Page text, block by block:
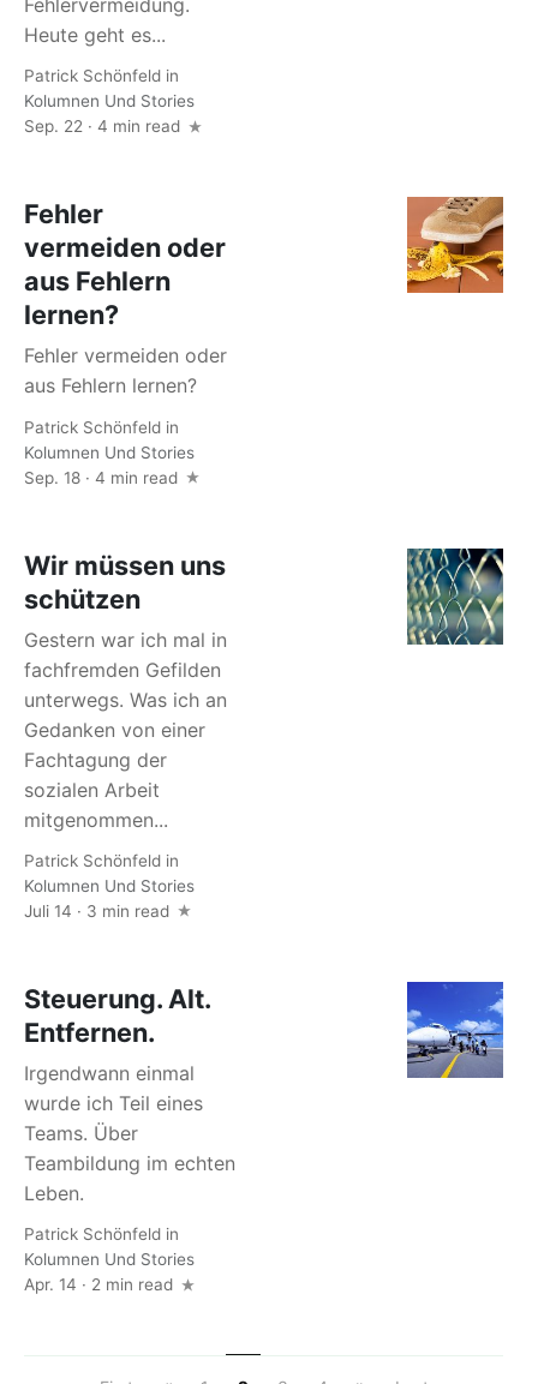
Fehlervermeidung.
Heute geht es...
Patrick Schönfeld in
Kolumnen Und Stories
Sep. 22 · 4 min read
Fehler
vermeiden oder
aus Fehlern
lernen?
Fehler vermeiden oder
aus Fehlern lernen?
Patrick Schönfeld in
Kolumnen Und Stories
Sep. 18 · 4 min read
Wir müssen uns
schützen
Gestern war ich mal in
fachfremden Gefilden
unterwegs. Was ich an
Gedanken von einer
Fachtagung der
sozialen Arbeit
mitgenommen...
Patrick Schönfeld in
Kolumnen Und Stories
Juli 14 · 3 min read
Steuerung. Alt.
Entfernen.
Irgendwann einmal
wurde ich Teil eines
Teams. Über
Teambildung im echten
Leben.
Patrick Schönfeld in
Kolumnen Und Stories
Apr. 14 · 2 min read